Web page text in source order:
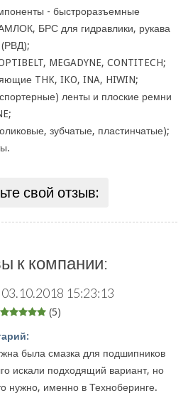
- быстроразъемные
БРС для гидравлики, рукава
(РВД);
MEGADYNE, CONTITECH;
THK, IKO, INA, HIWIN;
ленты и плоские ремни
зубчатые, пластинчатые);
свой отзыв:
к компании:
03.10.2018 15:23:13
(5)
была смазка для подшипников
искали подходящий вариант, но
нужно, именно в Техноберинге.